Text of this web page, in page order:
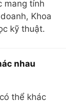
mang tính
Khoa
kỹ thuật.
nhau
thể khác